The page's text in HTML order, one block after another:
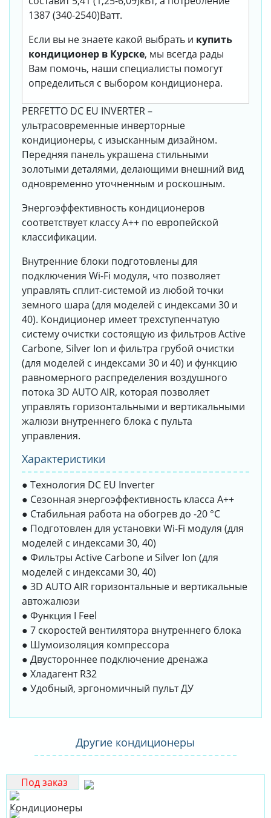
1387 (340-2540)Ватт.
Если вы не знаете какой выбрать и купить
кондиционер в Курске, мы всегда рады
Вам помочь, наши специалисты помогут
определиться с выбором кондиционера.
PERFETTO DC EU INVERTER –
ультрасовременные инверторные
кондиционеры, с изысканным дизайном.
Передняя панель украшена стильными
золотыми деталями, делающими внешний вид
одновременно уточненным и роскошным.
Энергоэффективность кондиционеров
соответствует классу А++ по европейской
классификации.
Внутренние блоки подготовлены для
подключения Wi-Fi модуля, что позволяет
управлять сплит-системой из любой точки
земного шара (для моделей с индексами 30 и
40). Кондиционер имеет трехступенчатую
систему очистки состоящую из фильтров Active
Carbone, Silver Ion и фильтра грубой очистки
(для моделей с индексами 30 и 40) и функцию
равномерного распределения воздушного
потока 3D AUTO AIR, которая позволяет
управлять горизонтальными и вертикальными
жалюзи внутреннего блока с пульта
управления.
Характеристики
● Технология DC EU Inverter
● Сезонная энергоэффективность класса А++
● Стабильная работа на обогрев до -20 °С
● Подготовлен для установки Wi-Fi модуля (для
моделей с индексами 30, 40)
● Фильтры Active Carbone и Silver Ion (для
моделей с индексами 30, 40)
● 3D AUTO AIR горизонтальные и вертикальные
автожалюзи
● Функция I Feel
● 7 скоростей вентилятора внутреннего блока
● Шумоизоляция компрессора
● Двустороннее подключение дренажа
● Хладагент R32
● Удобный, эргономичный пульт ДУ
Другие кондиционеры
Под заказ